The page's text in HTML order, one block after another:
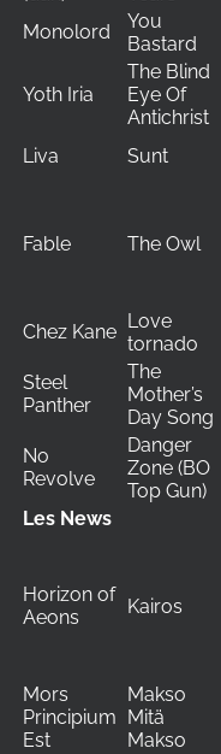
Monolord
You
Bastard
Yoth Iria
The Blind
Eye Of
Antichrist
Liva Sunt
Fable The Owl
Chez Kane Love
tornado
Steel
Panther
The
Mother’s
Day Song
No
Revolve
Danger
Zone (BO
Top Gun)
Les News
Horizon of
Aeons
Kairos
Mors
Principium
Est
Makso
Mitä
Makso